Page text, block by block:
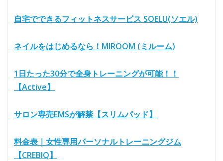
自宅でできるフィットネスサービス SOELU(ソエル)
ネイルをはじめるなら！MIROOM (ミルーム)
1日たった30分で全身トレーニングが可能！！
【Active】
サロン専売EMSが解禁【スリムパッド】
料金表｜女性専用パーソナルトレーニングジム
【CREBIQ】